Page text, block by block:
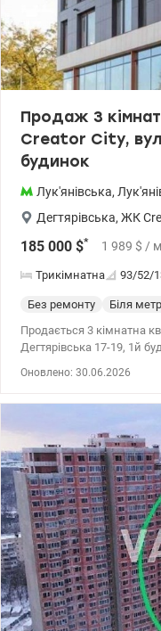
Продаж 3
Creator City, вул.
будинок
Лук'янівська,
Дегтярівська, ЖК
185 000 $* 1 989 $ / м
Трикімнатна 93/52/
Без ремонту Біля
Продається 3 кімнатна
Дегтярівська 17-19, 1й
Характеристики ЖК: -
червоної цегли; -
міжповерхова
броньовані вхідні двері;
лічильники на воду,
2 вантажні, 4
Ajax; - закрита
підземний паркінг; -
фасад з керамогранітом
та теплоізоляції
City подають власні
незалежність від
загальнобудинкова
Оновлено: 30.06.2026